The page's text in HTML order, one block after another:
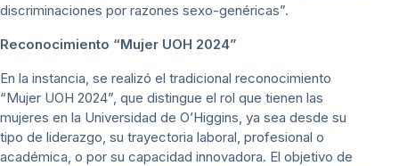
discriminaciones por razones sexo-genéricas”.
Reconocimiento “Mujer UOH 2024”
En la instancia, se realizó el tradicional reconocimiento
“Mujer UOH 2024”, que distingue el rol que tienen las
mujeres en la Universidad de O’Higgins, ya sea desde su
tipo de liderazgo, su trayectoria laboral, profesional o
académica, o por su capacidad innovadora. El objetivo de